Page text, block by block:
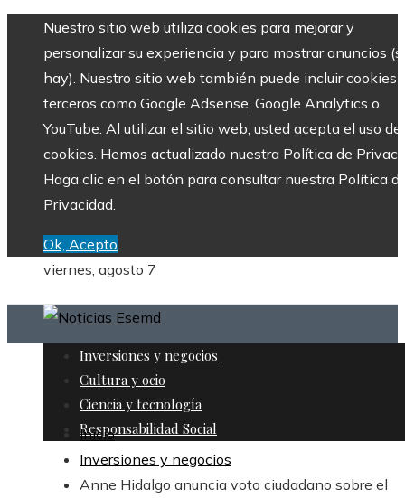
Nuestro sitio web utiliza cookies para mejorar y
personalizar su experiencia y para mostrar anuncios
hay). Nuestro sitio web también puede incluir cookies
terceros como Google Adsense, Google Analytics o
YouTube. Al utilizar el sitio web, usted acepta el uso de
cookies. Hemos actualizado nuestra Política de
Haga clic en el botón para consultar nuestra Política
Privacidad.
Ok, Acepto
viernes, agosto 7
Inversiones y negocios
Cultura y ocio
Ciencia y tecnología
Responsabilidad Social
Inicio
Inversiones y negocios
Anne Hidalgo anuncia voto ciudadano sobre el